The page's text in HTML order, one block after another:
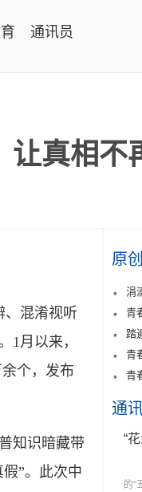
通讯员
让真相不
混淆视听
1月以来，
个，发布
知识暗藏带
”。此次中
原
涓
青
踏
青
青
通
“
的“